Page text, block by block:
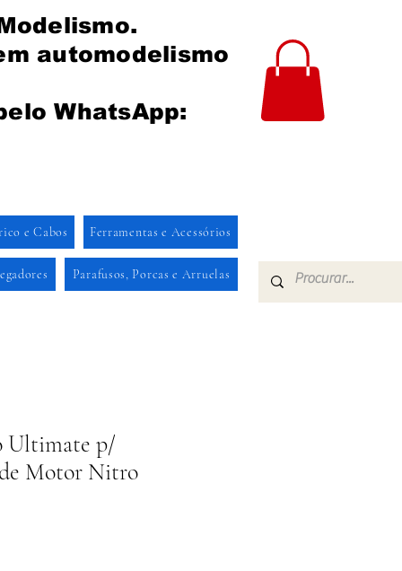
automodelismo
WhatsApp:
e Cabos Ferramentas e Acessórios
Parafusos, Porcas e Arruelas
Ultimate p/
Motor Nitro